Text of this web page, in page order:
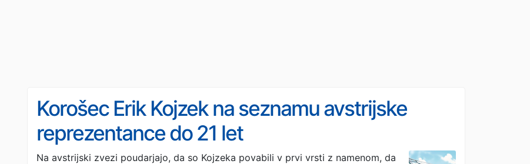
Korošec Erik Kojzek na seznamu avstrijske
reprezentance do 21 let
Na avstrijski zvezi poudarjajo, da so Kojzeka povabili v prvi vrsti z namenom, da